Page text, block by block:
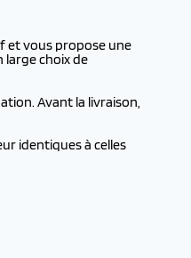
et vous propose une
choix de
Avant la livraison,
identiques à celles